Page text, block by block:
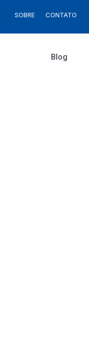
SOBRE CONTATO
Blog